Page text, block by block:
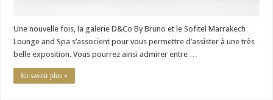
Une nouvelle fois, la galerie D&Co By Bruno et le Sofitel Marrakech
Lounge and Spa s’associent pour vous permettre d’assister à une très
belle exposition. Vous pourrez ainsi admirer entre …
En savoir plus »